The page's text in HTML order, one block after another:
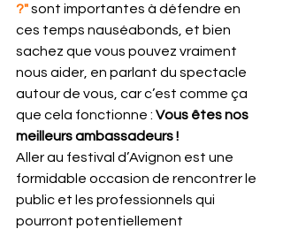
?" sont importantes à défendre en
ces temps nauséabonds, et bien
sachez que vous pouvez vraiment
nous aider, en parlant du spectacle
autour de vous, car c’est comme ça
que cela fonctionne : Vous êtes nos
meilleurs ambassadeurs !
Aller au festival d’Avignon est une
formidable occasion de rencontrer le
public et les professionnels qui
pourront potentiellement